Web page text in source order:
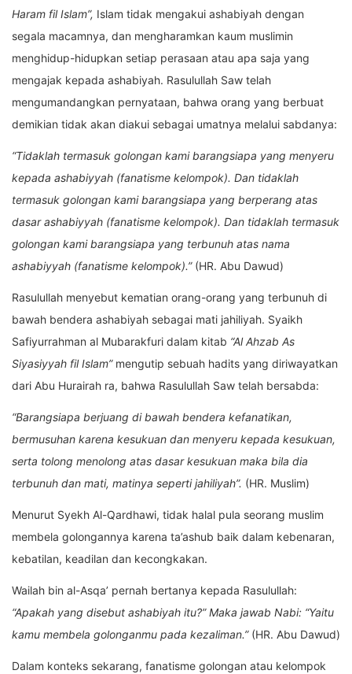
Haram fil Islam”, Islam tidak mengakui ashabiyah dengan
segala macamnya, dan mengharamkan kaum muslimin
menghidup-hidupkan setiap perasaan atau apa saja yang
mengajak kepada ashabiyah. Rasulullah Saw telah
mengumandangkan pernyataan, bahwa orang yang berbuat
demikian tidak akan diakui sebagai umatnya melalui sabdanya:
“Tidaklah termasuk golongan kami barangsiapa yang menyeru
kepada ashabiyyah (fanatisme kelompok). Dan tidaklah
termasuk golongan kami barangsiapa yang berperang atas
dasar ashabiyyah (fanatisme kelompok). Dan tidaklah termasuk
golongan kami barangsiapa yang terbunuh atas nama
ashabiyyah (fanatisme kelompok).”(HR. Abu Dawud)
Rasulullah menyebut kematian orang-orang yang terbunuh di
bawah bendera ashabiyah sebagai mati jahiliyah. Syaikh
Safiyurrahman al Mubarakfuri dalam kitab “Al Ahzab As
Siyasiyyah fil Islam”mengutip sebuah hadits yang diriwayatkan
dari Abu Hurairah ra, bahwa Rasulullah Saw telah bersabda:
“Barangsiapa berjuang di bawah bendera kefanatikan,
bermusuhan karena kesukuan dan menyeru kepada kesukuan,
serta tolong menolong atas dasar kesukuan maka bila dia
terbunuh dan mati, matinya seperti jahiliyah”. (HR. Muslim)
Menurut Syekh Al-Qardhawi, tidak halal pula seorang muslim
membela golongannya karena ta’ashub baik dalam kebenaran,
kebatilan, keadilan dan kecongkakan.
Wailah bin al-Asqa’ pernah bertanya kepada Rasulullah:
“Apakah yang disebut ashabiyah itu?” Maka jawab Nabi: “Yaitu
kamu membela golonganmu pada kezaliman.”(HR. Abu Dawud)
Dalam konteks sekarang, fanatisme golongan atau kelompok